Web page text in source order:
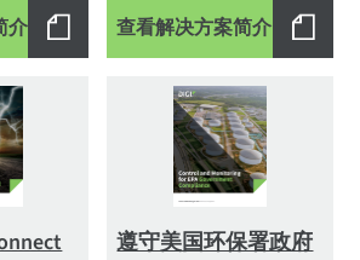
介 查看解决方案简介
遵守美国环保署政府